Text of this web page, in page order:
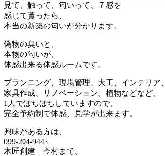
見て、触って、匂いって、７感を
感じて貰ったら、
本当の新築の匂いが分かります。
偽物の臭いと、
本物の匂いが、
体感出来る体感ルームです。
プランニング、現場管理、大工、インテリア、
家具作成、リノベーション、植物などなど、
1人でぼちぼちしていますので、
完全予約制で体感、見学が出来ます。
興味がある方は、
099-204-9443
木匠創建 今村まで、